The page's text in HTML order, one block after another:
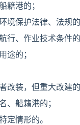
籍港的；
境保护法律、法规
行、作业技术条件的
途的；
改装，但重大改建的
、船籍港的；
定情形的。